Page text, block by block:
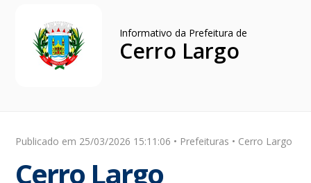
Informativo da Prefeitura de
Cerro Largo
Publicado em 25/03/2026 15:11:06 • Prefeituras • Cerro Largo
Cerro Largo